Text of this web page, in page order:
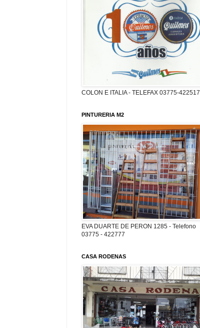
COLON E ITALIA - TELEFAX 03775-422517
PINTURERIA M2
EVA DUARTE DE PERON 1285 - Telefono
03775 - 422777
CASA RODENAS